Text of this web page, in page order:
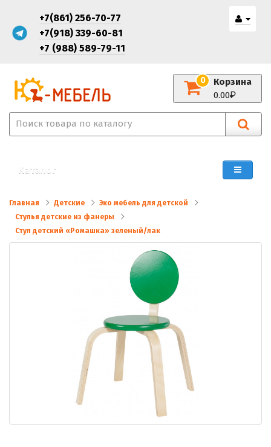
+7(861) 256-70-77
+7(918) 339-60-81
+7 (988) 589-79-11
Корзина
0
0.00
Каталог
Главная Детские
Эко мебель для детской
Стулья детские из фанеры
Стул детский «Ромашка» зеленый/лак